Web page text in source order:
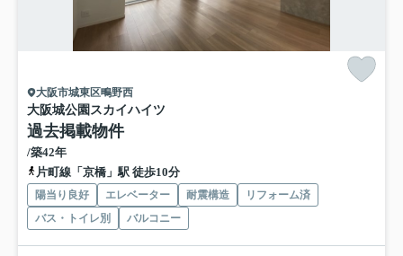
大阪市城東区鴫野西
大阪城公園スカイハイツ
過去掲載物件
/築42年
片町線「京橋」駅 徒歩10分
陽当り良好 エレベーター 耐震構造
リフォーム済
バス・トイレ別
バルコニー